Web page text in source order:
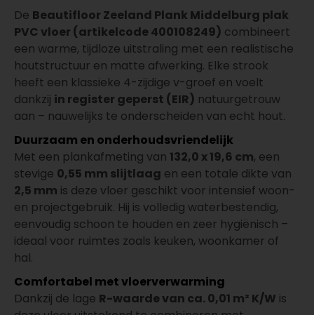
De Beautifloor Zeeland Plank Middelburg plak
PVC vloer (artikelcode 400108249) combineert
een warme, tijdloze uitstraling met een realistische
houtstructuur en matte afwerking. Elke strook
heeft een klassieke 4-zijdige v-groef en voelt
dankzij in register geperst (EIR) natuurgetrouw
aan – nauwelijks te onderscheiden van echt hout.
Duurzaam en onderhoudsvriendelijk
Met een plankafmeting van 132,0 x 19,6 cm, een
stevige 0,55 mm slijtlaag en een totale dikte van
2,5 mm is deze vloer geschikt voor intensief woon-
en projectgebruik. Hij is volledig waterbestendig,
eenvoudig schoon te houden en zeer hygiënisch –
ideaal voor ruimtes zoals keuken, woonkamer of
hal.
Comfortabel met vloerverwarming
Dankzij de lage R-waarde van ca. 0,01 m² K/W is